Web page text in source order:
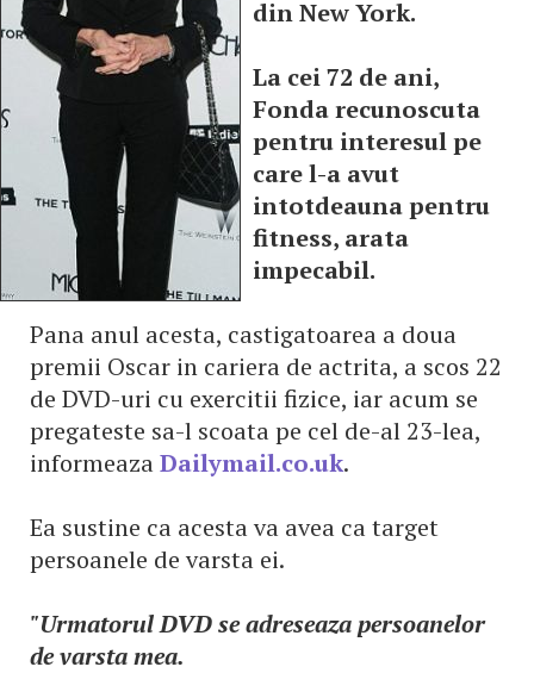
din New York.
La cei 72 de ani,
Fonda recunoscuta
pentru interesul pe
care l-a avut
intotdeauna pentru
fitness, arata
impecabil.
Pana anul acesta, castigatoarea a doua
premii Oscar in cariera de actrita, a scos 22
de DVD-uri cu exercitii fizice, iar acum se
pregateste sa-l scoata pe cel de-al 23-lea,
informeazaDailymail.co.uk.
Ea sustine ca acesta va avea ca target
persoanele de varsta ei.
"Urmatorul DVD se adreseaza persoanelor
de varsta mea.